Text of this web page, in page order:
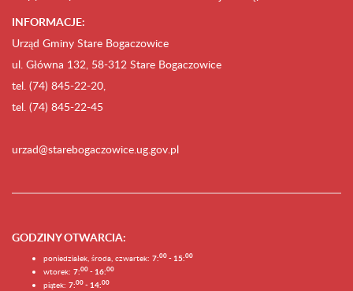
INFORMACJE:
Urząd Gminy Stare Bogaczowice
ul. Główna 132, 58-312 Stare Bogaczowice
tel. (74) 845-22-20,
tel. (74) 845-22-45
urzad@starebogaczowice.ug.gov.pl
GODZINY OTWARCIA:
poniedziałek, środa, czwartek: 7:00 - 15:00
wtorek: 7:00 - 16:00
piątek: 7:00 - 14:00